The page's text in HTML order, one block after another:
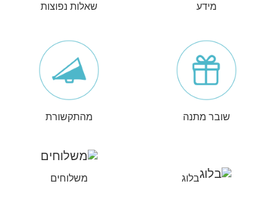
מידע שאלות נפוצות
שובר מתנה מהתקשורת
בלוג משלוחים